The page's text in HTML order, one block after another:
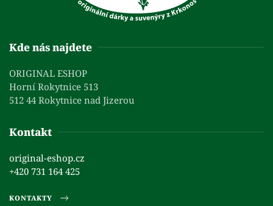
Kde nás najdete
ORIGINAL ESHOP
Horní Rokytnice 513
512 44 Rokytnice nad Jizerou
Kontakt
original-eshop.cz
+420 731 164 425
KONTAKTY